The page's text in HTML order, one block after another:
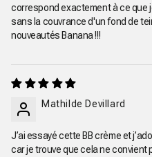
correspond exactement à ce que
sans la couvrance d'un fond de
nouveautés Banana !!!
Mathilde Devillard
J’ai essayé cette BB crème et
car je trouve que cela ne convient